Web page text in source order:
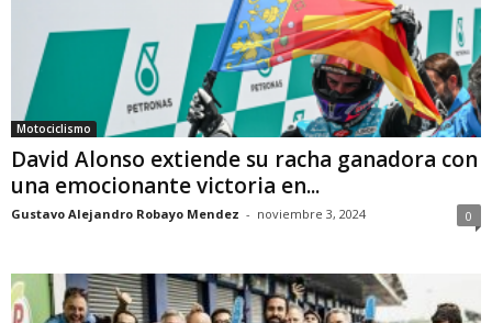
Motociclismo
David Alonso extiende su racha ganadora con
una emocionante victoria en...
Gustavo Alejandro Robayo Mendez - noviembre 3, 2024 0